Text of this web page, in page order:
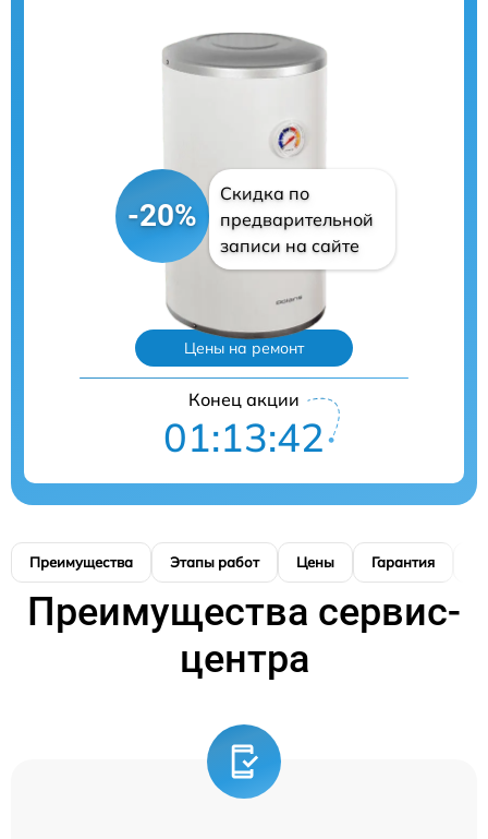
-20%
Скидка по
предварительной
записи на сайте
Цены на ремонт
Конец акции
01:13:41
Преимущества Этапы работ Цены Гарантия
Преимущества сервис-
центра